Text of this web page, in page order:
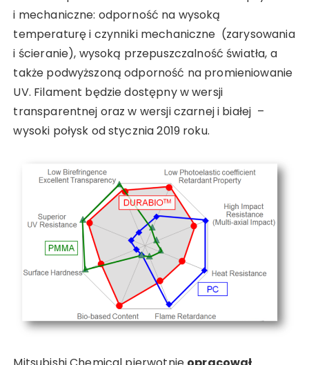
i mechaniczne: odporność na wysoką
temperaturę i czynniki mechaniczne (zarysowania
i ścieranie), wysoką przepuszczalność światła, a
także podwyższoną odporność na promieniowanie
UV. Filament będzie dostępny w wersji
transparentnej oraz w wersji czarnej i białej –
wysoki połysk od stycznia 2019 roku.